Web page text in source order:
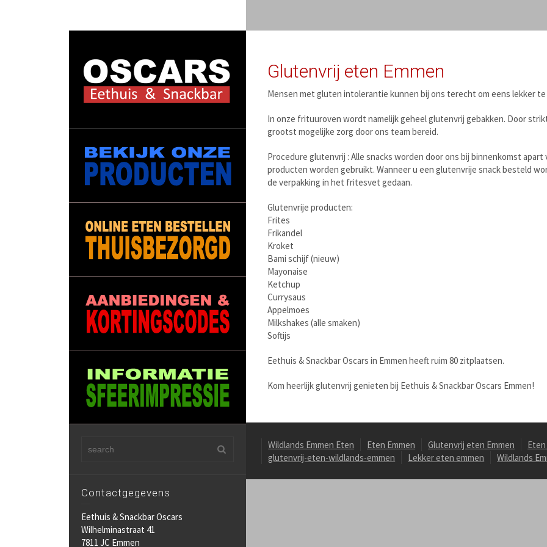
Contactgegevens
Eethuis & Snackbar Oscars
Wilhelminastraat 41
7811 JC Emmen
Glutenvrij eten Emmen
Mensen met gluten intolerantie kunnen bij ons terecht om eens lekker te
In onze frituuroven wordt namelijk geheel glutenvrij gebakken. Door
grootst mogelijke zorg door ons team bereid.
Procedure glutenvrij : Alle snacks worden door ons bij binnenkomst
producten worden gebruikt. Wanneer u een glutenvrije snack besteld
de verpakking in het fritesvet gedaan.
Glutenvrije producten:
Frites
Frikandel
Kroket
Bami schijf (nieuw)
Mayonaise
Ketchup
Currysaus
Appelmoes
Milkshakes (alle smaken)
Softijs
Eethuis & Snackbar Oscars in Emmen heeft ruim 80 zitplaatsen.
Kom heerlijk glutenvrij genieten bij Eethuis & Snackbar Oscars Emmen!
Wildlands Emmen Eten Eten Emmen Glutenvrij eten Emmen
glutenvrij-eten-wildlands-emmen
Lekker eten emmen Wildlands